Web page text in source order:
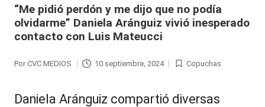
“Me pidió perdón y me dijo que no podía
olvidarme” Daniela Aránguiz vivió inesperado
contacto con Luis Mateucci
Por CVC MEDIOS 10 septiembre, 2024
Publicada
Copuchas
Daniela Aránguiz compartió diversas